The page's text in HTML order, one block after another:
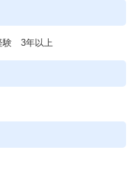
験 3年以上